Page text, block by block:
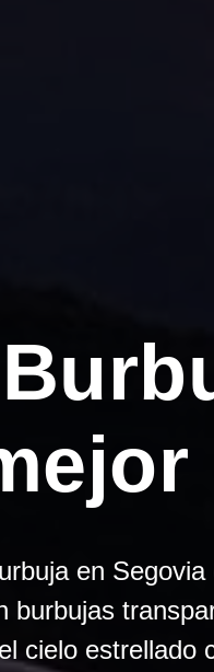
en
burbujas
cielo estrellado